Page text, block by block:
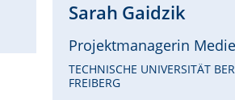
Sarah Gaidzik
Projektmanagerin
TECHNISCHE UNIVERSITÄT
FREIBERG